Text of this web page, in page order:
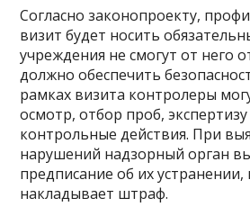
Согласно законопроекту,
визит будет носить
учреждения не смогут от него
должно обеспечить
рамках визита контролеры
осмотр, отбор проб,
контрольные действия. При
нарушений надзорный орган
предписание об их устранении,
накладывает штраф.